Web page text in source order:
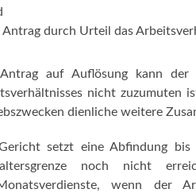
Antrag durch Urteil das
auf Auflösung kann der
nicht zuzumuten
dienliche weitere
setzt eine Abfindung
noch nicht
wenn der